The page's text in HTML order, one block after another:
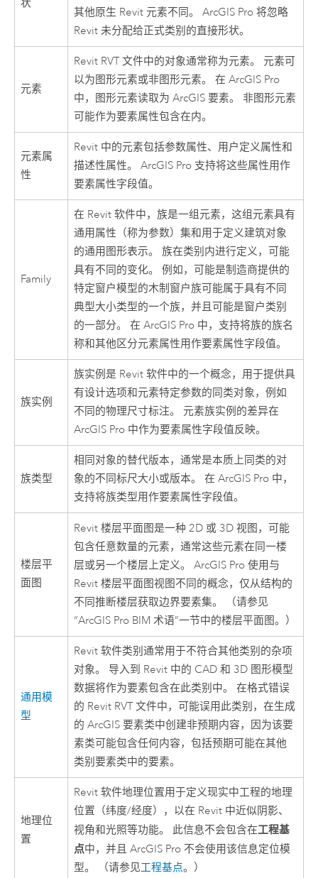
状
其他原生 Revit 元素不同。ArcGIS Pro 将忽略
Revit 未分配给正式类别的直接形状。
元素
Revit RVT 文件中的对象通常称为元素。 元素可
以为图形元素或非图形元素。 在ArcGIS Pro
中，图形元素读取为 ArcGIS 要素。 非图形元素
可能作为要素属性包含在内。
元素属
性
Revit 中的元素包括参数属性、用户定义属性和
描述性属性。ArcGIS Pro 支持将这些属性用作
要素属性字段值。
Family
在 Revit 软件中，族是一组元素，这组元素具有
通用属性（称为参数）集和用于定义建筑对象
的通用图形表示。 族在类别内进行定义，可能
具有不同的变化。 例如，可能是制造商提供的
特定窗户模型的木制窗户族可能属于具有不同
典型大小类型的一个族，并且可能是窗户类别
的一部分。 在ArcGIS Pro 中，支持将族的族名
称和其他区分元素属性用作要素属性字段值。
族实例
族实例是 Revit 软件中的一个概念，用于提供具
有设计选项和元素特定参数的同类对象，例如
不同的物理尺寸标注。 元素族实例的差异在
ArcGIS Pro 中作为要素属性字段值反映。
族类型
相同对象的替代版本，通常是本质上同类的对
象的不同标尺大小或版本。 在ArcGIS Pro 中，
支持将族类型用作要素属性字段值。
楼层平
面图
Revit 楼层平面图是一种 2D 或 3D 视图，可能
包含任意数量的元素，通常这些元素在同一楼
层或另一个楼层上定义。ArcGIS Pro 使用与
Revit 楼层平面图视图不同的概念，仅从结构的
不同推断楼层获取边界要素集。 （请参见
“ArcGIS Pro BIM 术语”一节中的楼层平面图。）
通用模
型
Revit 软件类别通常用于不符合其他类别的杂项
对象。 导入到 Revit 中的 CAD 和 3D 图形模型
数据将作为要素包含在此类别中。 在格式错误
的 Revit RVT 文件中，可能误用此类别，在生成
的 ArcGIS 要素类中创建非预期内容，因为该要
素类可能包含任何内容，包括预期可能在其他
类别要素类中的要素。
地理位
置
Revit 软件地理位置用于定义现实中工程的地理
位置（纬度/经度），以在 Revit 中近似阴影、
视角和光照等功能。 此信息不会包含在工程基
点中，并且ArcGIS Pro 不会使用该信息定位模
型。 （请参见工程基点。）